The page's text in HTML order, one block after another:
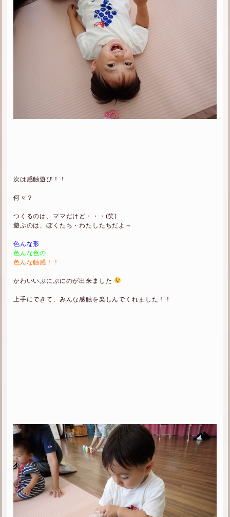
次は感触遊び！！
何々？
つくるのは、ママだけど・・・(笑)
遊ぶのは、ぼくたち・わたしたちだよ～
色んな形
色んな色の
色んな触感！！
かわいいぷにぷにのが出来ました
上手にできて、みんな感触を楽しんでくれました！！